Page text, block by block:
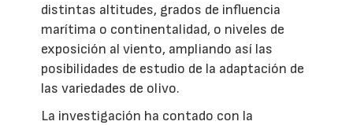
distintas altitudes, grados de influencia
marítima o continentalidad, o niveles de
exposición al viento, ampliando así las
posibilidades de estudio de la adaptación de
las variedades de olivo.
La investigación ha contado con la